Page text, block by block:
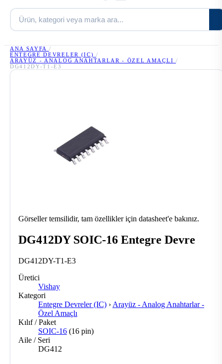
ANA SAYFA /
ENTEGRE DEVRELER (IC) /
ARAYÜZ - ANALOG ANAHTARLAR - ÖZEL AMAÇLI /
DG412DY-T1-E3
Görseller temsilidir, tam özellikler için datasheet'e bakınız.
DG412DY SOIC-16 Entegre Devre
DG412DY-T1-E3
Üretici
Vishay
Kategori
Entegre Devreler (IC) › Arayüz - Analog Anahtarlar -
Özel Amaçlı
Kılıf / Paket
SOIC-16 (16 pin)
Aile / Seri
DG412